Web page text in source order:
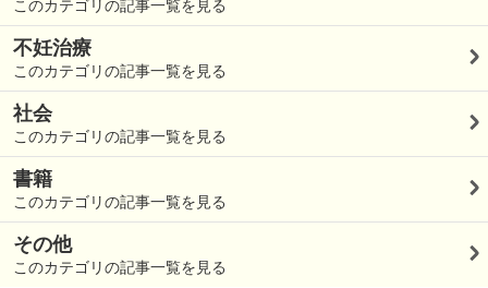
このカテゴリの記事一覧を見る
不妊治療
このカテゴリの記事一覧を見る
社会
このカテゴリの記事一覧を見る
書籍
このカテゴリの記事一覧を見る
その他
このカテゴリの記事一覧を見る